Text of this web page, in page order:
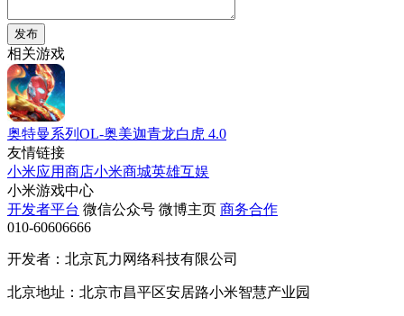
发布
相关游戏
奥特曼系列OL-奥美迦青龙白虎 4.0
友情链接
小米应用商店小米商城英雄互娱
小米游戏中心
开发者平台 微信公众号 微博主页 商务合作
010-60606666
开发者：北京瓦力网络科技有限公司
北京地址：北京市昌平区安居路小米智慧产业园